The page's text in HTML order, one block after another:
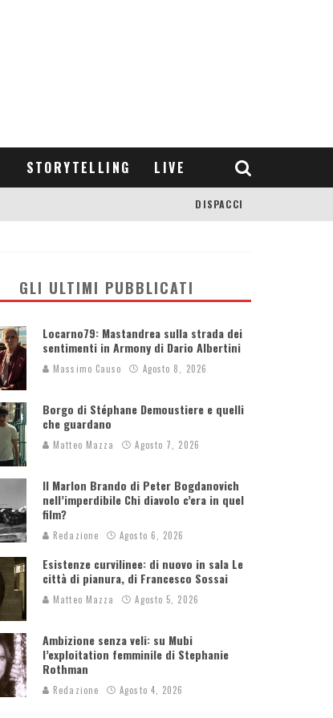
STORYTELLING LIVE
DISPACCI
GLI ULTIMI PUBBLICATI
Locarno79: Mastandrea sulla strada dei
sentimenti in Armony di Dario Albertini
Massimo Causo Agosto 8, 2026
Borgo di Stéphane Demoustiere e quelli
che guardano
Matteo Mazza Agosto 7, 2026
Il Marlon Brando di Peter Bogdanovich
nell’imperdibile Chi diavolo c’era in quel
film?
Redazione Agosto 6, 2026
Esistenze curvilinee: di nuovo in sala Le
città di pianura, di Francesco Sossai
Matteo Mazza Agosto 5, 2026
Ambizione senza veli: su Mubi
l’exploitation femminile di Stephanie
Rothman
Redazione Agosto 4, 2026